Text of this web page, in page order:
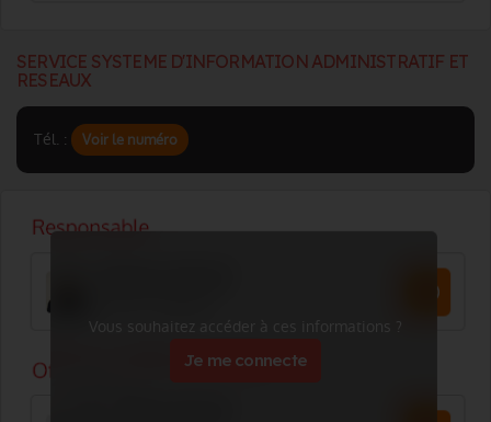
SERVICE SYSTEME D'INFORMATION ADMINISTRATIF ET
RESEAUX
Tél. : Voir le numéro
Vous souhaitez accéder à ces informations ?
Je me connecte